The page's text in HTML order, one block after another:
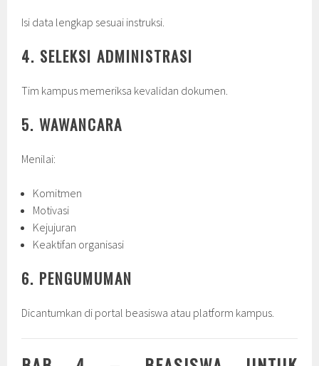
Isi data lengkap sesuai instruksi.
4. SELEKSI ADMINISTRASI
Tim kampus memeriksa kevalidan dokumen.
5. WAWANCARA
Menilai:
Komitmen
Motivasi
Kejujuran
Keaktifan organisasi
6. PENGUMUMAN
Dicantumkan di portal beasiswa atau platform kampus.